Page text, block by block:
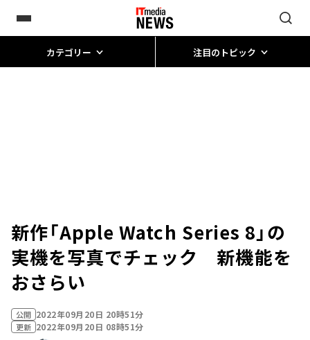
カテゴリー 注目のトピック
新作「Apple Watch Series 8」の
実機を写真でチェック 新機能を
おさらい
公開 2022年09月20日 20時51分
更新 2022年09月20日 08時51分